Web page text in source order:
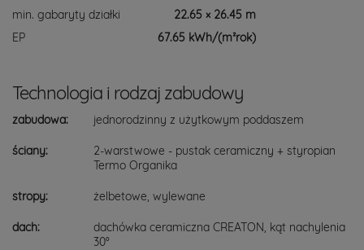
min. gabaryty działki
22.65 × 26.45 m
EP
67.65 kWh/(m²rok)
Technologia i rodzaj zabudowy
zabudowa: jednorodzinny z użytkowym poddaszem
ściany:
2-warstwowe - pustak ceramiczny + styropian
Termo Organika
stropy: żelbetowe, wylewane
dach:
dachówka ceramiczna CREATON, kąt nachylenia
30°